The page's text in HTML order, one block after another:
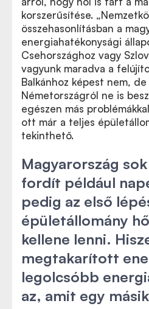
korszerűsítése.
összehasonlításban a
energiahatékonysági
Csehországhoz vagy
vagyunk maradva a
Balkánhoz képest nem,
Németországról ne is
egészen más
ott már a teljes
tekinthető.
Magyarország
fordít például
pedig az első
épületállomány
kellene lenni.
megtakarított
legolcsóbb
az, amit egy